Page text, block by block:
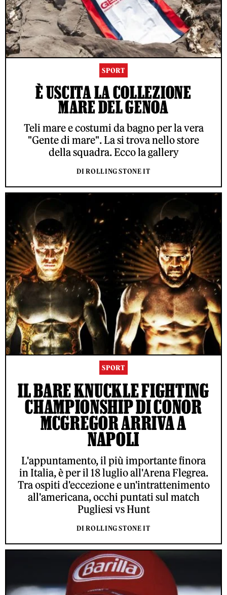
SPORT
È USCITA LA COLLEZIONE
MARE DEL GENOA
Teli mare e costumi da bagno per la vera
"Gente di mare". La si trova nello store
della squadra. Ecco la gallery
DI ROLLING STONE IT
SPORT
IL BARE KNUCKLE FIGHTING
CHAMPIONSHIP DI CONOR
MCGREGOR ARRIVA A
NAPOLI
L'appuntamento, il più importante finora
in Italia, è per il 18 luglio all'Arena Flegrea.
Tra ospiti d'eccezione e un'intrattenimento
all'americana, occhi puntati sul match
Pugliesi vs Hunt
DI ROLLING STONE IT